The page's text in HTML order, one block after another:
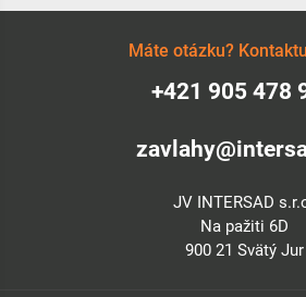
Máte otázku?
+421 905 478
JV INTERSAD
Na pažiti 6D
900 21 Svätý Jur